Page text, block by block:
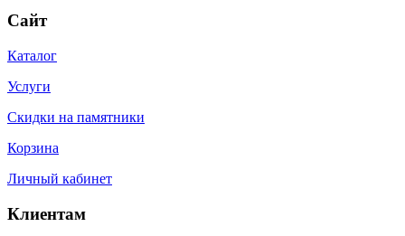
Сайт
Каталог
Услуги
Скидки на памятники
Корзина
Личный кабинет
Клиентам